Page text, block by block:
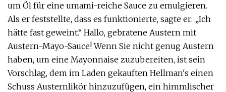
um Öl für eine umami-reiche Sauce zu emulgieren.
Als er feststellte, dass es funktionierte, sagte er: „Ich
hätte fast geweint.“ Hallo, gebratene Austern mit
Austern-Mayo-Sauce! Wenn Sie nicht genug Austern
haben, um eine Mayonnaise zuzubereiten, ist sein
Vorschlag, dem im Laden gekauften Hellman's einen
Schuss Austernlikör hinzuzufügen, ein himmlischer